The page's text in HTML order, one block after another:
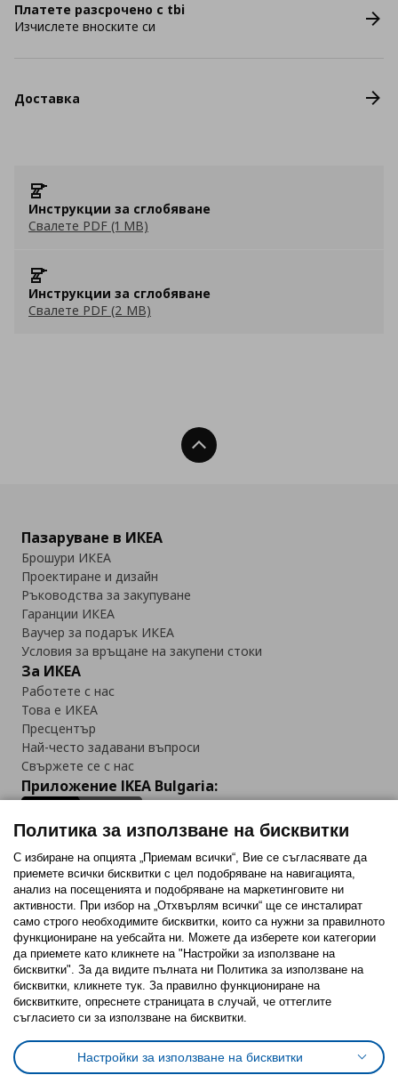
Платете разсрочено с tbi
Изчислете вноските си
Доставка
Инструкции за сглобяване
Свалете PDF (1 MB)
Инструкции за сглобяване
Свалете PDF (2 MB)
Нагоре
Пазаруване в ИКЕА
Брошури ИКЕА
Проектиране и дизайн
Ръководства за закупуване
Гаранции ИКЕА
Ваучер за подарък ИКЕА
Условия за връщане на закупени стоки
За ИКЕА
Работете с нас
Това е ИКЕА
Пресцентър
Най-често задавани въпроси
Свържете се с нас
Приложение IKEA Bulgaria:
Последвайте ни:
FacebookTwitterYoutubePinterestInstagram
Политика за използване на бисквитки (Cookies)
Избор на настройки за използване на бисквитки
Условия за ползване на ikea.bgОбща политика за личните данни
Политика за използване на бисквитки
С избиране на опцията „Приемам всички“, Вие се съгласявате да
приемете всички бисквитки с цел подобряване на навигацията,
анализ на посещенията и подобряване на маркетинговите ни
активности. При избор на „Отхвърлям всички“ ще се инсталират
само строго необходимитe бисквитки, които са нужни за правилното
функциониране на уебсайта ни. Можете да изберете кои категории
да приемете като кликнете на "Настройки за използване на
бисквитки". За да видите пълната ни Политика за използване на
бисквитки, кликнете тук. За правилно функциониране на
бисквитките, опреснете страницата в случай, че оттеглите
съгласието си за използване на бисквитки.
Настройки за използване на бисквитки